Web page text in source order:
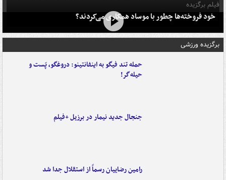
فیلم برگزیده
خود فروخته‌ها چطور با موساد همکاری می‌کردند؟
برگزیده ورزشی
حمله تند فیگو به اینفانتینو: دروغگو، پَست‌ و
حیله‌گر!
جنجال جدید نیمار در برزیل +فیلم
رامین رضاییان رسماً از استقلال جدا شد